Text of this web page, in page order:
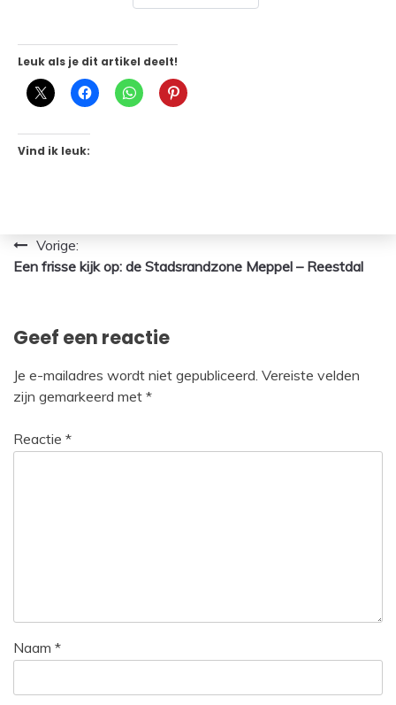
Leuk als je dit artikel deelt!
Vind ik leuk:
Bericht
navigatie
Vorige:
Een frisse kijk op: de Stadsrandzone Meppel – Reestdal
Geef een reactie
Je e-mailadres wordt niet gepubliceerd. Vereiste velden
zijn gemarkeerd met *
Reactie *
Naam *